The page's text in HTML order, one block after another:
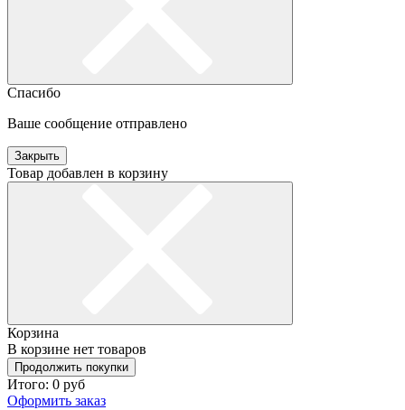
Спасибо
Ваше сообщение отправлено
Закрыть
Товар добавлен в корзину
Корзина
В корзине нет товаров
Продолжить покупки
Итого: 0 руб
Оформить заказ